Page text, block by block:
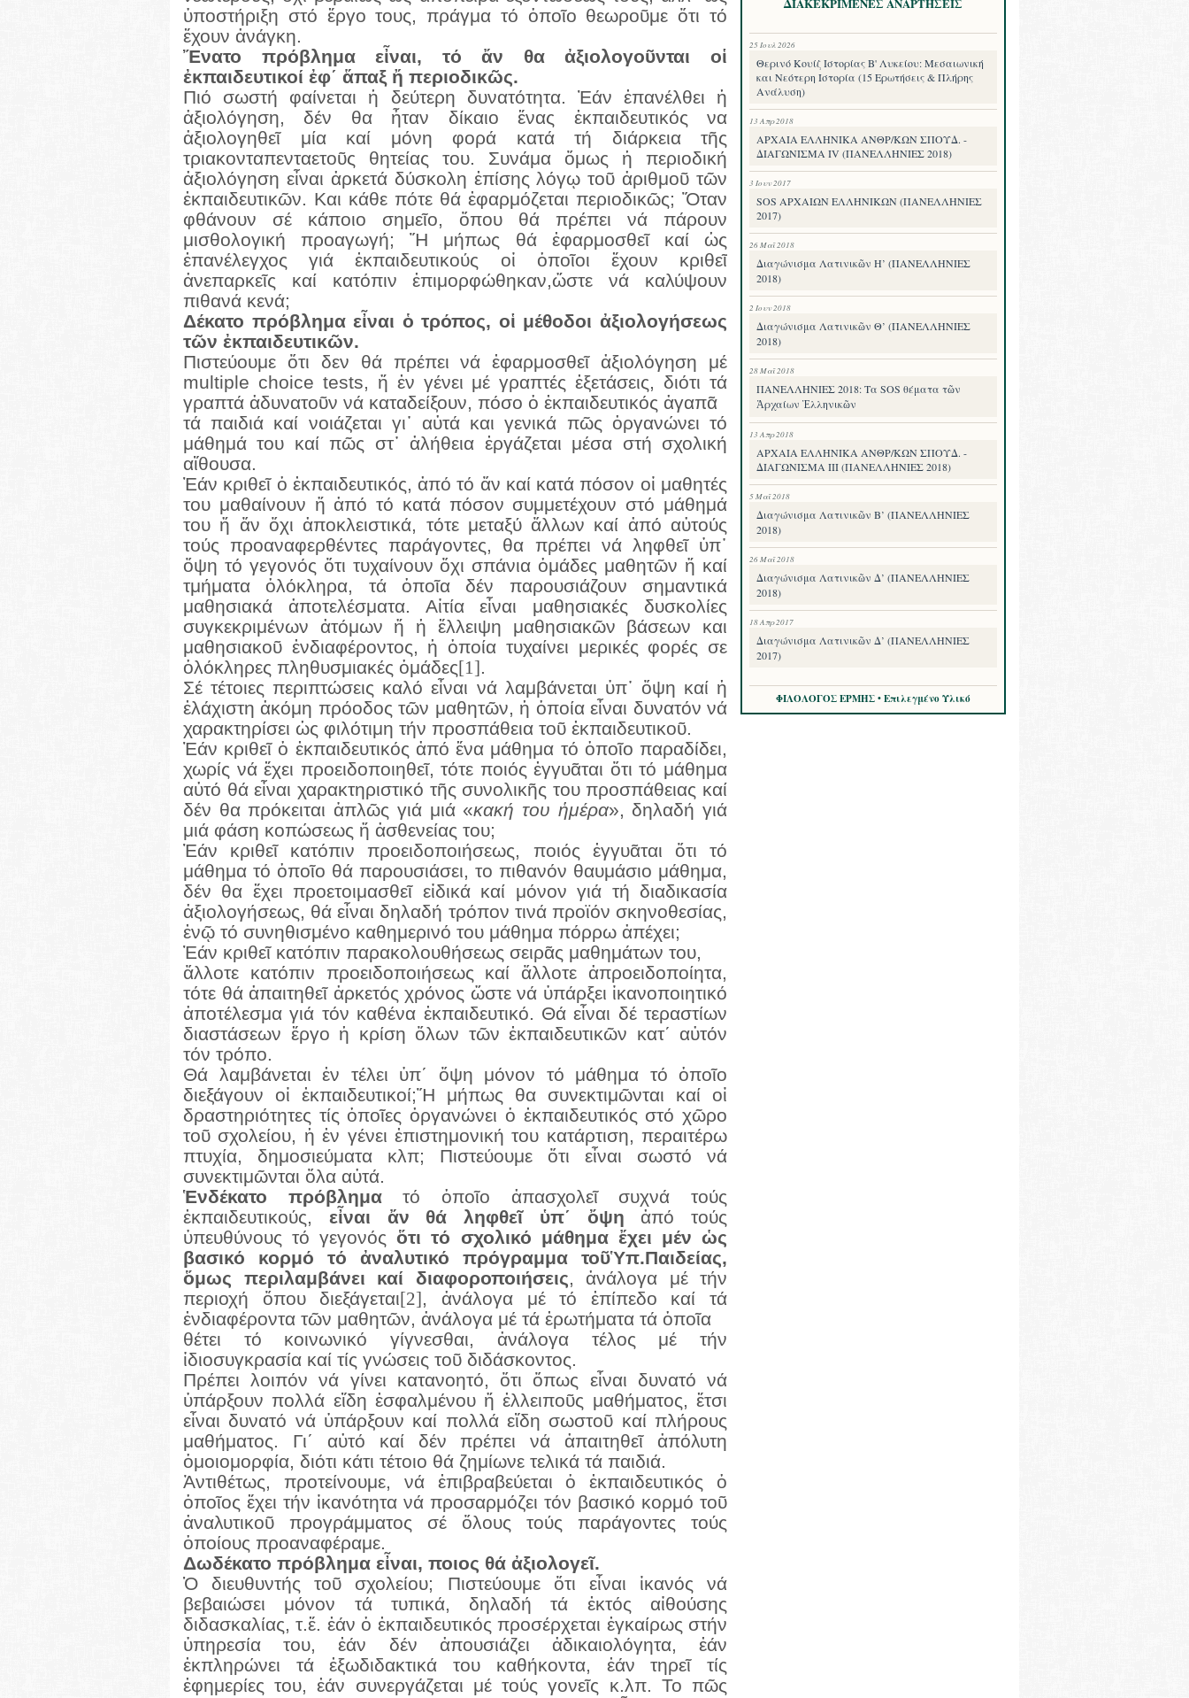
ὑποστήριξη στό ἔργο τους, πράγμα τό ὁποῖο θεωροῦμε ὅτι τό
ἔχουν ἀνάγκη.
Ἔνατο πρόβλημα εἶναι, τό ἄν θα ἀξιολογοῦνται οἱ
ἐκπαιδευτικοί ἐφ΄ ἅπαξ ἤ περιοδικῶς.
Πιό σωστή φαίνεται ἡ δεύτερη δυνατότητα. Ἐάν ἐπανέλθει ἡ
ἀξιολόγηση, δέν θα ἦταν δίκαιο ἕνας ἐκπαιδευτικός να
ἀξιολογηθεῖ μία καί μόνη φορά κατά τή διάρκεια τῆς
τριακονταπενταετοῦς θητείας του. Συνάμα ὅμως ἡ περιοδική
ἀξιολόγηση εἶναι ἀρκετά δύσκολη ἐπίσης λόγῳ τοῦ ἀριθμοῦ τῶν
ἐκπαιδευτικῶν. Και κάθε πότε θά ἐφαρμόζεται περιοδικῶς; Ὅταν
φθάνουν σέ κάποιο σημεῖο, ὅπου θά πρέπει νά πάρουν
μισθολογική προαγωγή; Ἤ μήπως θά ἐφαρμοσθεῖ καί ὡς
ἐπανέλεγχος γιά ἐκπαιδευτικούς οἱ ὁποῖοι ἔχουν κριθεῖ
ἀνεπαρκεῖς καί κατόπιν ἐπιμορφώθηκαν,ὥστε νά καλύψουν
πιθανά κενά;
Δέκατο πρόβλημα εἶναι ὁ τρόπος, οἱ μέθοδοι ἀξιολογήσεως
τῶν ἐκπαιδευτικῶν.
Πιστεύουμε ὅτι δεν θά πρέπει νά ἐφαρμοσθεῖ ἀξιολόγηση μέ
multiple choice tests, ἤ ἐν γένει μέ γραπτές ἐξετάσεις, διότι τά
γραπτά ἀδυνατοῦν νά καταδείξουν, πόσο ὁ ἐκπαιδευτικός ἀγαπᾶ
τά παιδιά καί νοιάζεται γι᾽ αὐτά και γενικά πῶς ὀργανώνει τό
μάθημά του καί πῶς στ᾽ ἀλήθεια ἐργάζεται μέσα στή σχολική
αἴθουσα.
Ἐάν κριθεῖ ὁ ἐκπαιδευτικός, ἀπό τό ἄν καί κατά πόσον οἱ μαθητές
του μαθαίνουν ἤ ἀπό τό κατά πόσον συμμετέχουν στό μάθημά
του ἤ ἄν ὄχι ἀποκλειστικά, τότε μεταξύ ἄλλων καί ἀπό αὐτούς
τούς προαναφερθέντες παράγοντες, θα πρέπει νά ληφθεῖ ὑπ᾽
ὄψη τό γεγονός ὅτι τυχαίνουν ὄχι σπάνια ὁμάδες μαθητῶν ἤ καί
τμήματα ὁλόκληρα, τά ὁποῖα δέν παρουσιάζουν σημαντικά
μαθησιακά ἀποτελέσματα. Αἰτία εἶναι μαθησιακές δυσκολίες
συγκεκριμένων ἀτόμων ἤ ἡ ἔλλειψη μαθησιακῶν βάσεων και
μαθησιακοῦ ἐνδιαφέροντος, ἡ ὁποία τυχαίνει μερικές φορές σε
ὁλόκληρες πληθυσμιακές ὁμάδες[1].
Σέ τέτοιες περιπτώσεις καλό εἶναι νά λαμβάνεται ὑπ᾽ ὄψη καί ἡ
ἐλάχιστη ἀκόμη πρόοδος τῶν μαθητῶν, ἡ ὁποία εἶναι δυνατόν νά
χαρακτηρίσει ὡς φιλότιμη τήν προσπάθεια τοῦ ἐκπαιδευτικοῦ.
Ἐάν κριθεῖ ὁ ἐκπαιδευτικός ἀπό ἕνα μάθημα τό ὁποῖο παραδίδει,
χωρίς νά ἔχει προειδοποιηθεῖ, τότε ποιός ἐγγυᾶται ὅτι τό μάθημα
αὐτό θά εἶναι χαρακτηριστικό τῆς συνολικῆς του προσπάθειας καί
δέν θα πρόκειται ἁπλῶς γιά μιά «κακή του ἡμέρα», δηλαδή γιά
μιά φάση κοπώσεως ἤ ἀσθενείας του;
Ἐάν κριθεῖ κατόπιν προειδοποιήσεως, ποιός ἐγγυᾶται ὅτι τό
μάθημα τό ὁποῖο θά παρουσιάσει, το πιθανόν θαυμάσιο μάθημα,
δέν θα ἔχει προετοιμασθεῖ εἰδικά καί μόνον γιά τή διαδικασία
ἀξιολογήσεως, θά εἶναι δηλαδή τρόπον τινά προϊόν σκηνοθεσίας,
ἐνῷ τό συνηθισμένο καθημερινό του μάθημα πόρρω ἀπέχει;
Ἐάν κριθεῖ κατόπιν παρακολουθήσεως σειρᾶς μαθημάτων του,
ἄλλοτε κατόπιν προειδοποιήσεως καί ἄλλοτε ἀπροειδοποίητα,
τότε θά ἀπαιτηθεῖ ἀρκετός χρόνος ὥστε νά ὑπάρξει ἱκανοποιητικό
ἀποτέλεσμα γιά τόν καθένα ἐκπαιδευτικό. Θά εἶναι δέ τεραστίων
διαστάσεων ἔργο ἡ κρίση ὅλων τῶν ἐκπαιδευτικῶν κατ΄ αὐτόν
τόν τρόπο.
Θά λαμβάνεται ἐν τέλει ὑπ΄ ὄψη μόνον τό μάθημα τό ὁποῖο
διεξάγουν οἱ ἐκπαιδευτικοί;Ἤ μήπως θα συνεκτιμῶνται καί οἱ
δραστηριότητες τίς ὁποῖες ὀργανώνει ὁ ἐκπαιδευτικός στό χῶρο
τοῦ σχολείου, ἡ ἐν γένει ἐπιστημονική του κατάρτιση, περαιτέρω
πτυχία, δημοσιεύματα κλπ; Πιστεύουμε ὅτι εἶναι σωστό νά
συνεκτιμῶνται ὅλα αὐτά.
Ἑνδέκατο πρόβληματό ὁποῖο ἀπασχολεῖ συχνά τούς
ἐκπαιδευτικούς, εἶναι ἄν θά ληφθεῖ ὑπ΄ ὄψη ἀπό τούς
ὑπευθύνους τό γεγονόςὅτι τό σχολικό μάθημα ἔχει μέν ὡς
βασικό κορμό τό ἀναλυτικό πρόγραμμα τοῦὙπ.Παιδείας,
ὅμως περιλαμβάνει καί διαφοροποιήσεις, ἀνάλογα μέ τήν
περιοχή ὅπου διεξάγεται[2], ἀνάλογα μέ τό ἐπίπεδο καί τά
ἐνδιαφέροντα τῶν μαθητῶν, ἀνάλογα μέ τά ἐρωτήματα τά ὁποῖα
θέτει τό κοινωνικό γίγνεσθαι, ἀνάλογα τέλος μέ τήν
ἰδιοσυγκρασία καί τίς γνώσεις τοῦ διδάσκοντος.
Πρέπει λοιπόν νά γίνει κατανοητό, ὅτι ὅπως εἶναι δυνατό νά
ὑπάρξουν πολλά εἴδη ἐσφαλμένου ἤ ἐλλειποῦς μαθήματος, ἔτσι
εἶναι δυνατό νά ὑπάρξουν καί πολλά εἴδη σωστοῦ καί πλήρους
μαθήματος. Γι΄ αὐτό καί δέν πρέπει νά ἀπαιτηθεῖ ἀπόλυτη
ὁμοιομορφία, διότι κάτι τέτοιο θά ζημίωνε τελικά τά παιδιά.
Ἀντιθέτως, προτείνουμε, νά ἐπιβραβεύεται ὁ ἐκπαιδευτικός ὁ
ὁποῖος ἔχει τήν ἱκανότητα νά προσαρμόζει τόν βασικό κορμό τοῦ
ἀναλυτικοῦ προγράμματος σέ ὅλους τούς παράγοντες τούς
ὁποίους προαναφέραμε.
Δωδέκατο πρόβλημα εἶναι, ποιος θά ἀξιολογεῖ.
Ὁ διευθυντής τοῦ σχολείου; Πιστεύουμε ὅτι εἶναι ἱκανός νά
βεβαιώσει μόνον τά τυπικά, δηλαδή τά ἐκτός αἰθούσης
διδασκαλίας, τ.ἔ. ἐάν ὁ ἐκπαιδευτικός προσέρχεται ἐγκαίρως στήν
ὑπηρεσία του, ἐάν δέν ἀπουσιάζει ἀδικαιολόγητα, ἐάν
ἐκπληρώνει τά ἐξωδιδακτικά του καθήκοντα, ἐάν τηρεῖ τίς
ἐφημερίες του, ἐάν συνεργάζεται μέ τούς γονεῖς κ.λπ. Το πῶς
25 Ιουλ 2026
Θερινό Κουίζ Ιστορίας Β' Λυκείου: Μεσαιωνική
και Νεότερη Ιστορία (15 Ερωτήσεις & Πλήρης
Ανάλυση)
13 Απρ 2018
ΑΡΧΑΙΑ ΕΛΛΗΝΙΚΑ ΑΝΘΡ/ΚΩΝ ΣΠΟΥΔ. -
ΔΙΑΓΩΝΙΣΜΑ IV (ΠΑΝΕΛΛΗΝΙΕΣ 2018)
3 Ιουν 2017
SOS ΑΡΧΑΙΩΝ ΕΛΛΗΝΙΚΩΝ (ΠΑΝΕΛΛΗΝΙΕΣ
2017)
26 Μαΐ 2018
Διαγώνισμα Λατινικῶν Η’ (ΠΑΝΕΛΛΗΝΙΕΣ
2018)
2 Ιουν 2018
Διαγώνισμα Λατινικῶν Θ’ (ΠΑΝΕΛΛΗΝΙΕΣ
2018)
28 Μαΐ 2018
ΠΑΝΕΛΛΗΝΙΕΣ 2018: Τα SOS θέματα τῶν
Ἀρχαίων Ἑλληνικῶν
13 Απρ 2018
ΑΡΧΑΙΑ ΕΛΛΗΝΙΚΑ ΑΝΘΡ/ΚΩΝ ΣΠΟΥΔ. -
ΔΙΑΓΩΝΙΣΜΑ III (ΠΑΝΕΛΛΗΝΙΕΣ 2018)
5 Μαΐ 2018
Διαγώνισμα Λατινικῶν Β’ (ΠΑΝΕΛΛΗΝΙΕΣ
2018)
26 Μαΐ 2018
Διαγώνισμα Λατινικῶν Δ’ (ΠΑΝΕΛΛΗΝΙΕΣ
2018)
18 Απρ 2017
Διαγώνισμα Λατινικῶν Δ’ (ΠΑΝΕΛΛΗΝΙΕΣ
2017)
ΦΙΛΟΛΟΓΟΣ ΕΡΜΗΣ • Επιλεγμένο Υλικό